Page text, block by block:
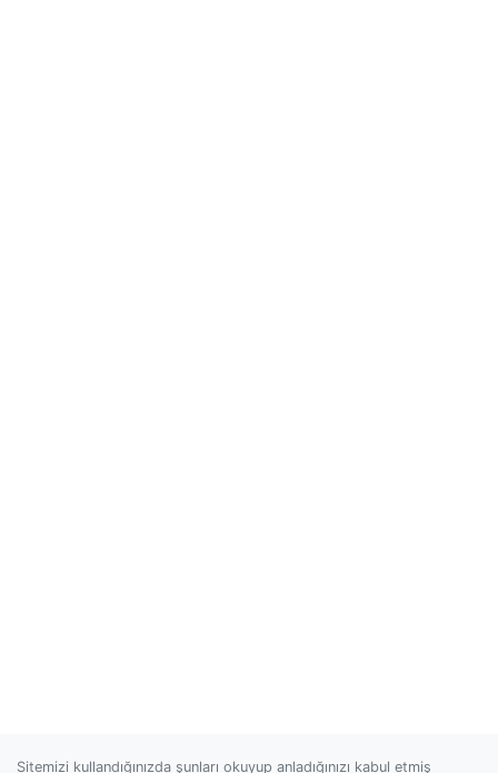
Sitemizi kullandığınızda şunları okuyup anladığınızı kabul etmiş